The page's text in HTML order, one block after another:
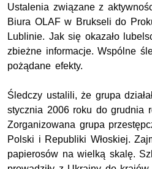
Ustalenia związane z
Biura OLAF w Brukseli do
Lublinie. Jak się okazało
zbieżne informacje. Wspólne
pożądane efekty.
Śledczy ustalili, że grupa
stycznia 2006 roku do grudnia
Zorganizowana grupa
Polski i Republiki Włoskiej.
papierosów na wielką skalę.